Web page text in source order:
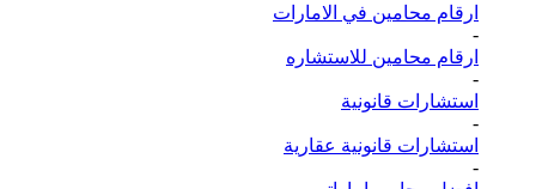
ارقام محامين في الامارات
-
ارقام محامين للاستشاره
-
استشارات قانونية
-
استشارات قانونية عقارية
-